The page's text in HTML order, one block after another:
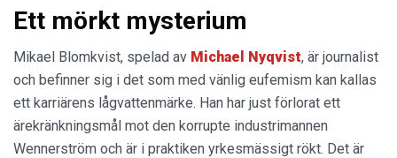
Ett mörkt mysterium
Mikael Blomkvist, spelad av Michael Nyqvist, är journalist
och befinner sig i det som med vänlig eufemism kan kallas
ett karriärens lågvattenmärke. Han har just förlorat ett
ärekränkningsmål mot den korrupte industrimannen
Wennerström och är i praktiken yrkesmässigt rökt. Det är